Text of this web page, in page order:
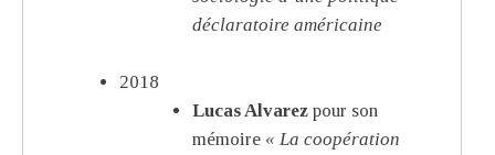
déclaratoire américaine
2018
Lucas Alvarezpour son
mémoire « La coopération